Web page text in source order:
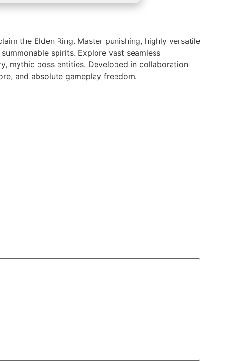
the Elden Ring. Master punishing, highly versatile
spirits. Explore vast seamless
mythic boss entities. Developed in collaboration
and absolute gameplay freedom.